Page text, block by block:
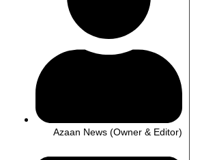
Azaan News (Owner & Editor)